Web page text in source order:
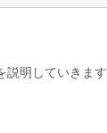
明していきます